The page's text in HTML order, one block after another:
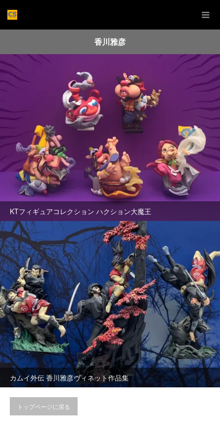
香川雅彦
KTフィギュアコレクション ハクション大魔王
カムイ外伝 香川雅彦ヴィネット作品集
トップページに戻る